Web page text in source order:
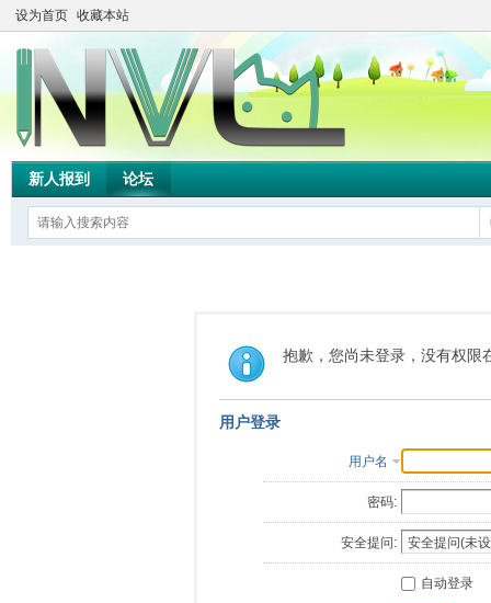
设为首页 收藏本站
新人报到 论坛
抱歉，您尚未登录，没有权限
用户登录
用户名
密码:
安全提问:
自动登录